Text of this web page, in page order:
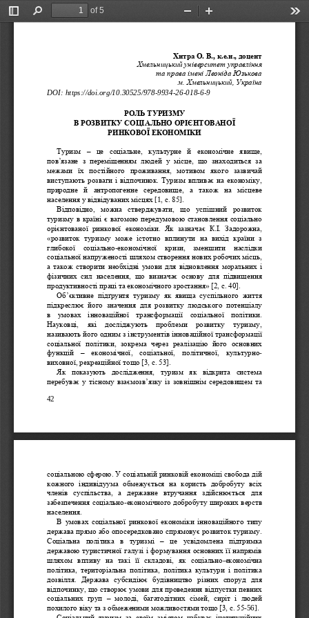
Toggle
Find
of 5
Zoom
42
Хитра О. В., к.е.н., доцент
Хмельницький університет управління
та права імені Леоніда Юзькова
м. Хмельницький, Україна
DOI: https://doi. org/10.30525/978-9934-26-018-6-9
РОЛЬ ТУРИЗМУ
В РОЗВИТКУ СОЦІАЛЬНО ОРІЄНТОВАНОЇ
РИНКОВОЇ ЕКОНОМІКИ
Туризм –
це  соціальне,  культурне  й  економічне  явище,
пов’язане  з  переміщенням  людей  у  місце,  що  знаходиться  за
межами  їх  постійного  проживання,  мотивом  якого  зазвичай
виступають розваги і відпочинок. Туризм впливає на економіку,
природне  й  антропогенне  середовище,  а  також  на  місцеве
населення у відвідуваних місцях [1 , с. 85].
Відповідно,  можна  стверджувати,  що  успішний  розвиток
туризму в країні є вагомою передумовою становлення соціально
орієнтованої  ринкової  економіки.  Як  зазначає  К.І.  Задорожна,
«розвиток  туризму  може  істотно  вплинути  на  вихід  країни  з
глибокої  соціально-економічної  кризи,  зменшити  наслідки
соціальної напруженості шляхом створення нових робочих місць,
а також створити необхідні умови для відновлення моральних і
фізичних  сил  населення,  що  визначає  основу  для  підвищення
продуктивності праці та економічного зростання» [2, с. 40].
Об’єктивне  підґрунтя  туризму  як  явища  суспільного  життя
підкреслює  його  значення  для  розвитку  людського  потенціалу
в  умовах  інноваційної  трансформації  соціальної  політики.
Науковці,   які   досліджують   проблеми   розвитку   туризму,
називають його одним з інструментів інноваційної трансформації
соціальної  політики,  зокрема через  реалізацію  його  основних
функцій
– економічної,  соціальної,  політичної,  культурно-
виховної, рекреаційної тощо [3, с. 53].
Як  показують  дослідження,  туризм  як  відкрита  система
перебуває у тісному взаємозв’язку із зовнішнім середовищем та
соціальною сферою. У соціальній ринковій економіці свобода дій
кожного  індивідуума  обмежується  на  користь  добробуту  всіх
членів  суспільства,  а  державне  втручання  здійснюється  для
забезпечення соціально-економічного добробуту широких верств
населення.
В  умовах соціальної  ринкової  економіки  інноваційного  типу
держава прямо або опосередковано спрямовує розвиток туризму.
Соціальна  політика  в  туризмі
–
це  усвідомлена  підтримка
державою туристичної галузі і формування основних її напрямів
шляхом  впливу  на  такі  її  складові,  як  соціально-економічна
політика,  територіальна  політика,  політика  культури  і  політика
дозвілля.  Держава  субсидіює  будівництво  різних  споруд  для
відпочинку, що створює умови для проведення відпустки певних
соціальних  груп – молоді,  багатодітних  сімей,  сиріт  і  людей
похилого віку та з обмеженими можливостями тощо [3, с. 55-56].